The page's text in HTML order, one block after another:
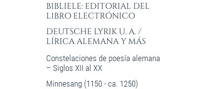
BIBLIELE: EDITORIAL DEL
LIBRO ELECTRÓNICO
DEUTSCHE LYRIK U. A. /
LÍRICA ALEMANA Y MÁS
Constelaciones de poesía alemana
– Siglos XII al XX
Minnesang (1150 - ca. 1250)